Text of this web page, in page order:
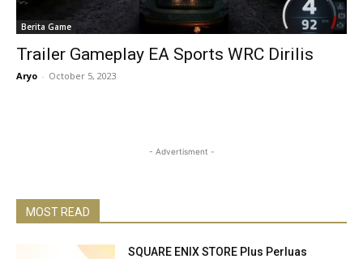
Berita Game
Trailer Gameplay EA Sports WRC Dirilis
Aryo - October 5, 2023
- Advertisment -
MOST READ
SQUARE ENIX STORE Plus Perluas